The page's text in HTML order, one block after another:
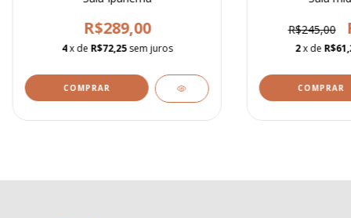
R$289,00
4x de R$72,25 sem juros
COMPRAR
R$245,00
2x de
COMPRAR